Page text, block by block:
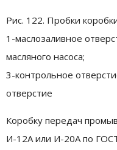
Рис. 122. Пробки
1-маслозаливное
масляного насоса;
3-контрольное
отверстие
Коробку передач
И-12А или И-20А по